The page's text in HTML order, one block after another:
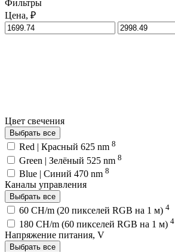
Фильтры
Цена, ₽
Цвет свечения
Выбрать все
Red | Красный 625 nm 8
Green | Зелёный 525 nm 8
Blue | Синий 470 nm 8
Каналы управления
Выбрать все
60 CH/m (20 пикселей RGB на 1 м) 4
180 CH/m (60 пикселей RGB на 1 м) 4
Напряжение питания, V
Выбрать все